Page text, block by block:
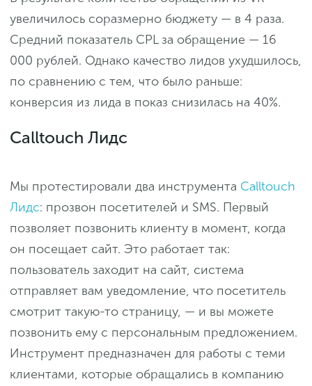
увеличилось соразмерно бюджету — в 4 раза.
Средний показатель CPL за обращение — 16
000 рублей. Однако качество лидов ухудшилось,
по сравнению с тем, что было раньше:
конверсия из лида в показ снизилась на 40%.
Calltouch Лидс
Мы протестировали два инструмента Calltouch
Лидс: прозвон посетителей и SMS. Первый
позволяет позвонить клиенту в момент, когда
он посещает сайт. Это работает так:
пользователь заходит на сайт, система
отправляет вам уведомление, что посетитель
смотрит такую-то страницу, — и вы можете
позвонить ему с персональным предложением.
Инструмент предназначен для работы с теми
клиентами, которые обращались в компанию